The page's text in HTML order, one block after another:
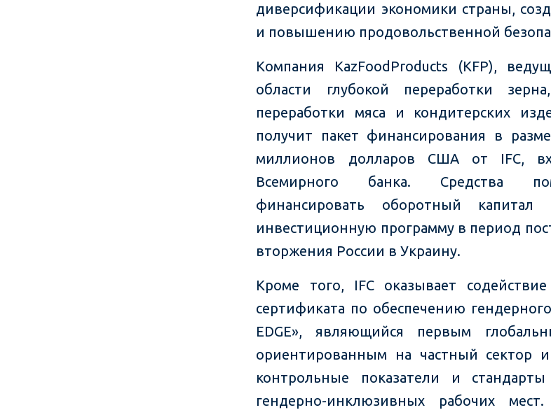
диверсификации экономики страны,
и повышению продовольственной
Компания KazFoodProducts (KFP),
области глубокой переработки
переработки мяса и кондитерских
получит пакет финансирования в
миллионов долларов США от IFC,
Всемирного банка. Средства
финансировать оборотный
инвестиционную программу в период
вторжения России в Украину.
Кроме того, IFC оказывает
сертификата по обеспечению
EDGE», являющийся первым
ориентированным на частный сектор
контрольные показатели и
гендерно-инклюзивных рабочих